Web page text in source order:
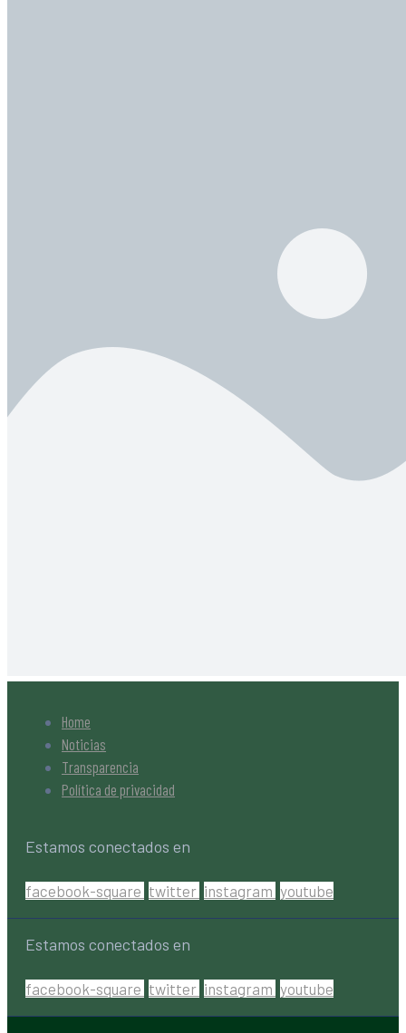
Home
Noticias
Transparencia
Política de privacidad
Estamos conectados en
facebook-square twitter instagram youtube
Estamos conectados en
facebook-square twitter instagram youtube